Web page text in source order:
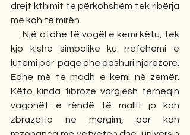
drejt kthimit të përkohshëm tek ribërja
me kah të mirën.
     Një atdhe të vogël e kemi këtu, tek
kjo kishë simbolike ku rrëfehemi e
lutemi për  paqe dhe dashuri njerëzore.
Edhe më të madh e kemi në zemër.
Këto kinda fibroze vargjesh tërheqin
vagonët e rëndë të mallit jo kah
zbrazëtia në mërgim, por kah